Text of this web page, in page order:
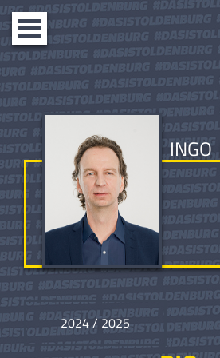
Toggle
navigation
INGO
2024 / 2025